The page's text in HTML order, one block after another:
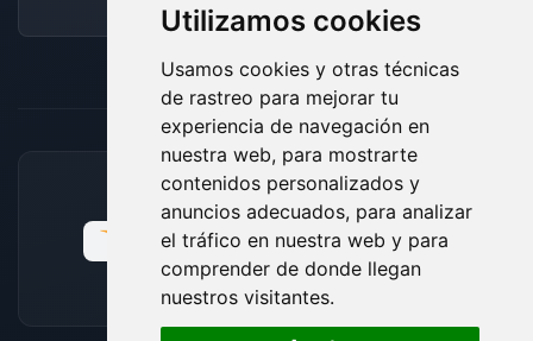
Utilizamos cookies
Usamos cookies y otras técnicas
de rastreo para mejorar tu
experiencia de navegación en
nuestra web, para mostrarte
contenidos personalizados y
anuncios adecuados, para analizar
el tráfico en nuestra web y para
comprender de donde llegan
nuestros visitantes.
Foro
MÉTODOS DE PAGO ACEPTADOS